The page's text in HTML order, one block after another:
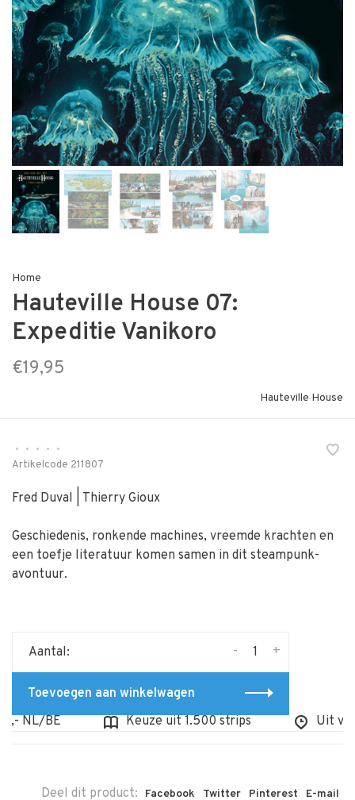
Home
Hauteville House 07:
Expeditie Vanikoro
€19,95
Hauteville House
• • • •
•
Artikelcode 211807
Fred Duval | Thierry Gioux
Geschiedenis, ronkende machines, vreemde krachten en
een toefje literatuur komen samen in dit steampunk-
avontuur.
Aantal: +
-
Toevoegen aan winkelwagen
NL/BE
Keuze uit 1.500 strips Uit
Deel dit product: Facebook Twitter Pinterest E-mail